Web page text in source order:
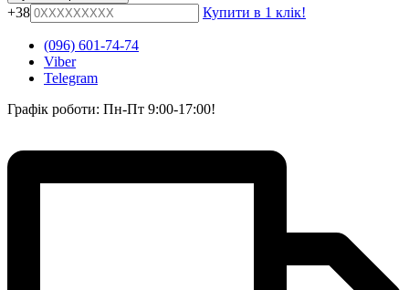
+38 Купити в 1 клік!
(096) 601-74-74
Viber
Telegram
Графік роботи: Пн-Пт 9:00-17:00!